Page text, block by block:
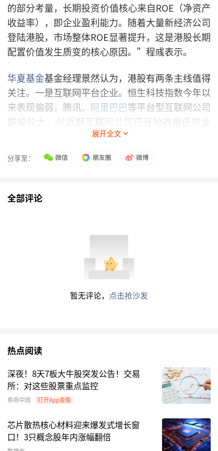
的部分考量，长期投资价值核心来自ROE（净资产
收益率），即企业盈利能力。随着大量新经济公司
登陆港股，市场整体ROE显著提升，这是港股长期
配置价值发生质变的核心原因。”程彧表示。
华夏基金基金经理景然认为，港股有两条主线值得
关注。一是互联网平台企业。恒生科技指数今年以
来表现偏弱，腾讯、 阿里巴巴等平台型互联网公司
跌幅较大，但近期互联网公司已开始收缩低效业
务、调整战略，对企业盈利能力是正面调整，若利
润率下行趋势得到改善或逆转，这些拥有较深“护
城河”的
中国互联网 龙头公司有望迎来估值修复。
新药公司股价表现受融资环境、临床进展和风险偏
国际化授权能力和商业化兑现能力的企业。
（文章来源：证券时报）
内容仅代表作者观点，不构成投资建议，投资者应独立决策并自行
展开全文
分享至：
全部评论
暂无评论， 点击抢沙发
热点阅读
深夜！8天7板大牛股突发公告！交易
所：对这些股票重点监控
券商中国 打开App查看
芯片散热核心材料迎来爆发式增长窗
口！3只概念股年内涨幅翻倍